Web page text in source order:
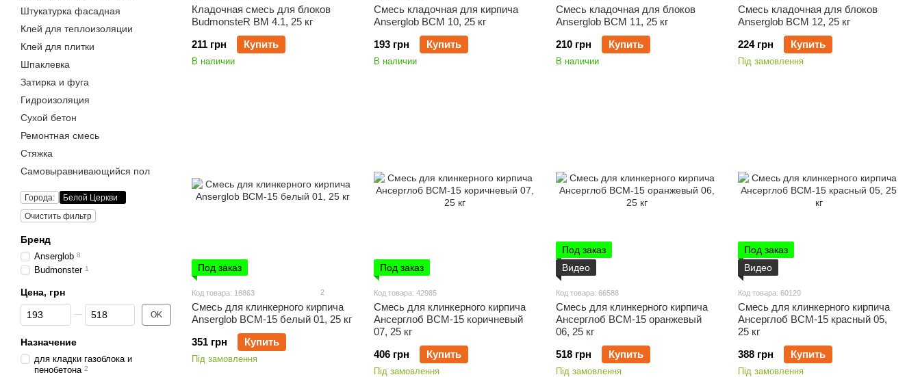
Кладочная смесь для блоков
BudmonsteR BM 4.1, 25 кг
211 грн
Купить
В наличии
Смесь кладочная для кирпича
Anserglob BCM 10, 25 кг
193 грн
Купить
В наличии
Смесь кладочная для блоков
Anserglob BCM 11, 25 кг
210 грн
Купить
В наличии
Смесь кладочная для блоков
Anserglob BCM 12, 25 кг
224 грн
Купить
Під замовлення
Под заказ
Код товара: 18863 2
Смесь для клинкерного кирпича
Anserglob BCM-15 белый 01, 25 кг
351 грн
Купить
Під замовлення
Под заказ
Код товара: 42985
Смесь для клинкерного кирпича
Ансерглоб ВСМ-15 коричневый
07, 25 кг
406 грн
Купить
Під замовлення
Под заказ
Видео
Код товара: 66588
Смесь для клинкерного кирпича
Ансерглоб ВСМ-15 оранжевый
06, 25 кг
518 грн
Купить
Під замовлення
Под заказ
Видео
Код товара: 60120
Смесь для клинкерного кирпича
Ансерглоб ВСМ-15 красный 05,
25 кг
388 грн
Купить
Під замовлення
Штукатурка фасадная
Клей для теплоизоляции
Клей для плитки
Шпаклевка
Затирка и фуга
Гидроизоляция
Сухой бетон
Ремонтная смесь
Стяжка
Самовыравнивающийся пол
Города:
Белой Церкви
Очистить фильтр
Бренд
Anserglob 8
Budmonster 1
Цена, грн
От Цена, грн
До Цена, грн OK
Назначение
для кладки газоблока и
пенобетона 2